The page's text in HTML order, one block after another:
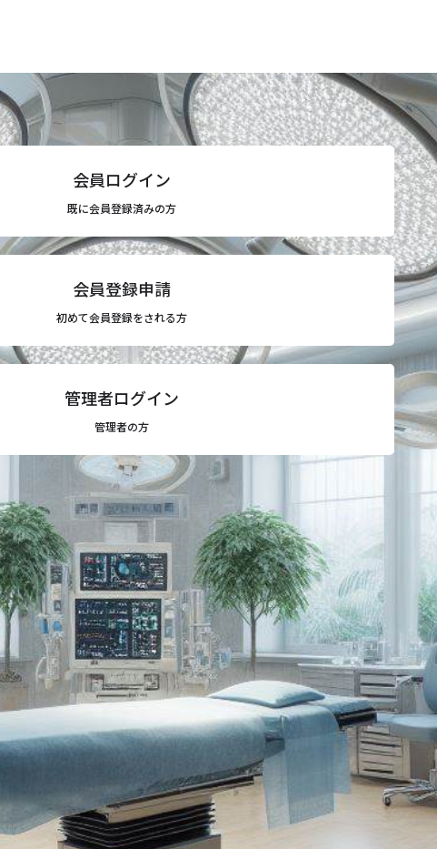
会員ログイン
既に会員登録済みの方
会員登録申請
初めて会員登録をされる方
管理者ログイン
管理者の方